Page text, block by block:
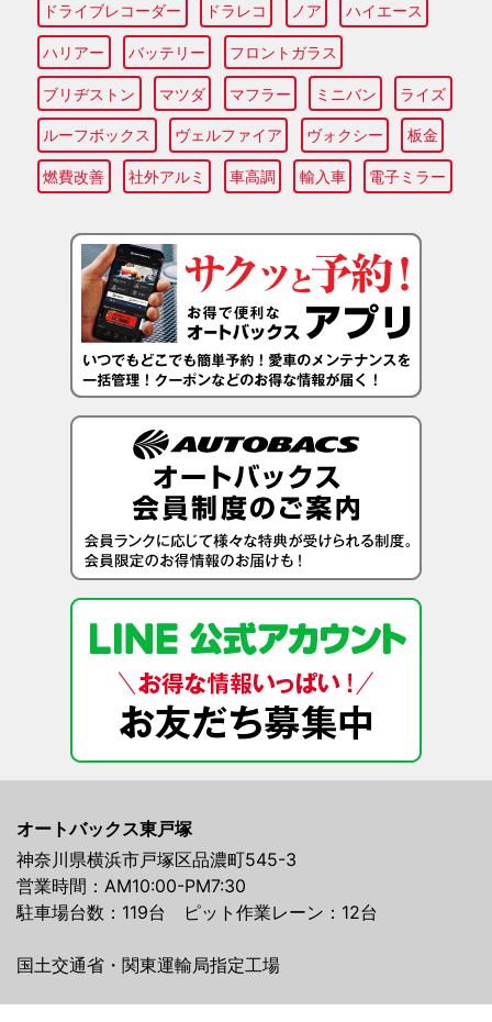
ドライブレコーダー ドラレコ ノア ハイエース
ハリアー バッテリー フロントガラス
ブリヂストン マツダ マフラー ミニバン ライズ
ルーフボックス ヴェルファイア ヴォクシー 板金
燃費改善 社外アルミ 車高調 輸入車 電子ミラー
オートバックス東戸塚
神奈川県横浜市戸塚区品濃町545-3
営業時間：AM10:00-PM7:30
駐車場台数：119台 ピット作業レーン：12台
国土交通省・関東運輸局指定工場